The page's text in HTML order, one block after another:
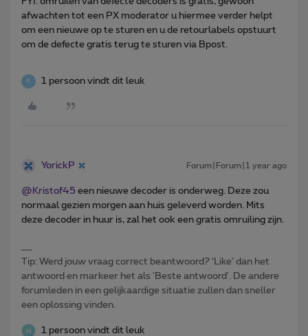
afwachten tot een PX moderator u hiermee verder helpt
om een nieuwe op te sturen en u de retourlabels opstuurt
om de defecte gratis terug te sturen via Bpost.
K 1 persoon vindt dit leuk
YorickP Forum|Forum|1 year ago
@Kristof45 een nieuwe decoder is onderweg. Deze zou
normaal gezien morgen aan huis geleverd worden. Mits
deze decoder in huur is, zal het ook een gratis omruiling zijn.
Tip: Werd jouw vraag correct beantwoord? ‘Like’ dan het
antwoord en markeer het als 'Beste antwoord'. De andere
forumleden in een gelijkaardige situatie zullen dan sneller
een oplossing vinden.
1 persoon vindt dit leuk